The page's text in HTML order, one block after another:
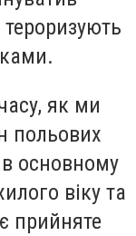
як ми
польових
в основному
віку та
прийняте